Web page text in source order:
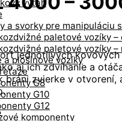
výťah
a svorky pre manipuláciu
paletové vozíky –
paletové vozíky –
a plošinové vozíky
G8
G10
G12
komponenty
jednotlivých kovových
aj ich zdvíhanie a
bráni zvierke v otvorení,